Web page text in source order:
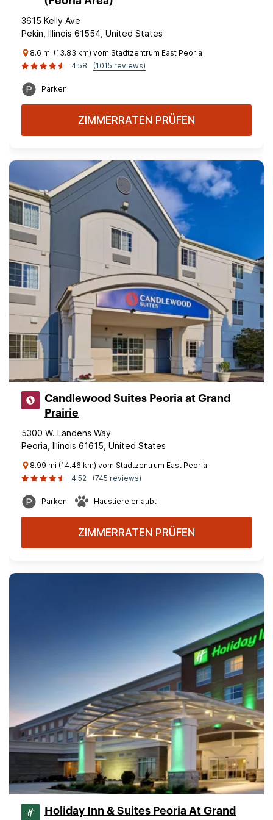
3615 Kelly Ave
Pekin, Illinois 61554, United States
8.6 mi (13.83 km) vom Stadtzentrum East Peoria
4.58
(1015 reviews)
Parken
ZIMMERRATEN PRÜFEN
Candlewood Suites Peoria at Grand
Prairie
5300 W. Landens Way
Peoria, Illinois 61615, United States
8.99 mi (14.46 km) vom Stadtzentrum East Peoria
4.52
(745 reviews)
Parken Haustiere erlaubt
ZIMMERRATEN PRÜFEN
Holiday Inn & Suites Peoria At Grand